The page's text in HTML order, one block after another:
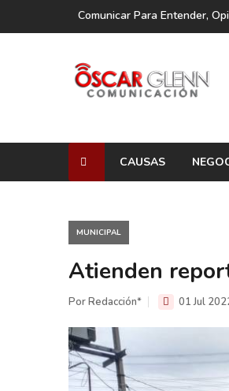
Comunicar Para Entender,
CAUSAS
MUNICIPAL
Atienden
Por Redacción* 01 Jul